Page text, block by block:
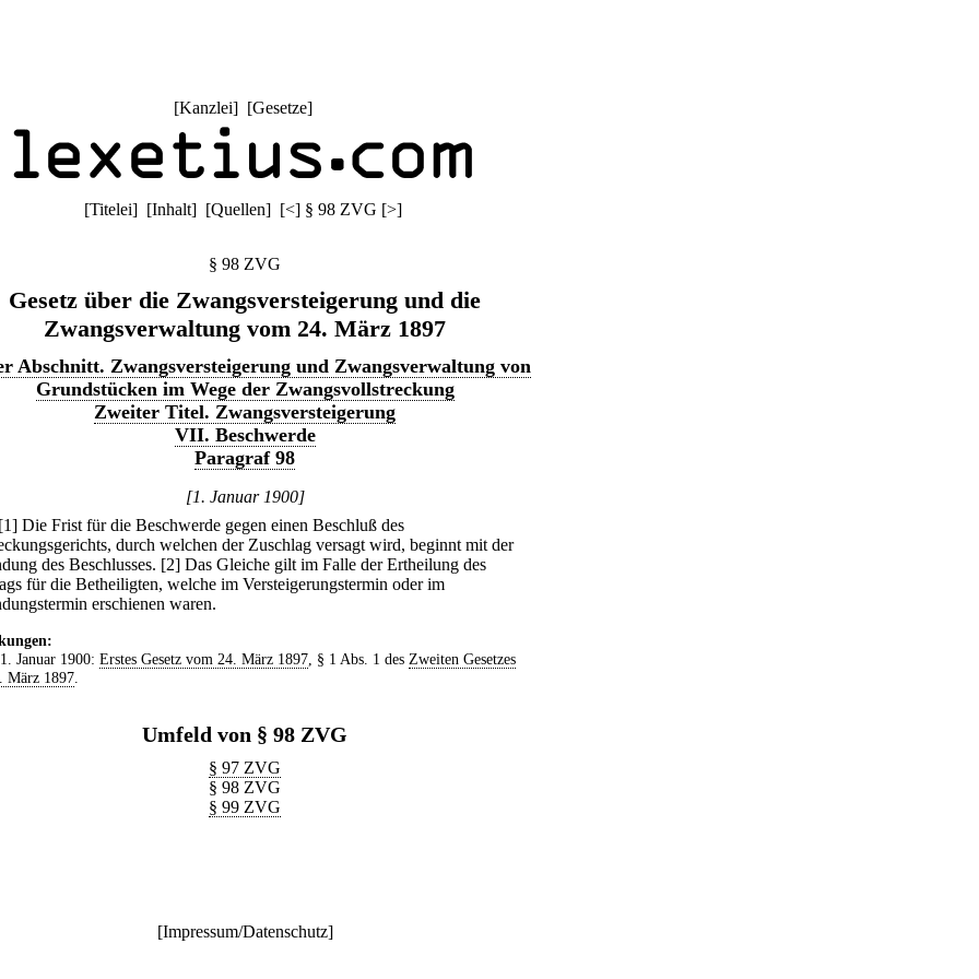
[Kanzlei] [Gesetze]
[Titelei] [Inhalt] [Quellen] [<] § 98 ZVG [>]
§ 98 ZVG
Gesetz über die Zwangsversteigerung und die
Zwangsverwaltung vom 24. März 1897
Abschnitt. Zwangsversteigerung und Zwangsverwaltung von
Grundstücken im Wege der Zwangsvollstreckung
Zweiter Titel. Zwangsversteigerung
VII. Beschwerde
Paragraf 98
[1. Januar 1900]
Die Frist für die Beschwerde gegen einen Beschluß des
durch welchen der Zuschlag versagt wird, beginnt mit der
des Beschlusses. [2] Das Gleiche gilt im Falle der Ertheilung des
für die Betheiligten, welche im Versteigerungstermin oder im
erschienen waren.
Januar 1900: Erstes Gesetz vom 24. März 1897, § 1 Abs. 1 des Zweiten Gesetzes
März 1897
Umfeld von § 98 ZVG
§ 97 ZVG
§ 98 ZVG
§ 99 ZVG
[Impressum/Datenschutz]